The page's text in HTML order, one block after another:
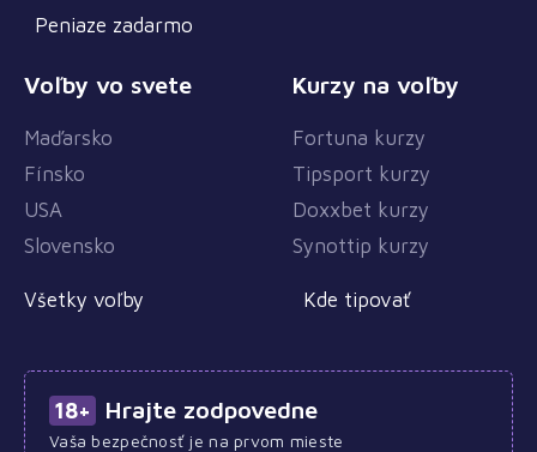
Peniaze zadarmo
Voľby vo svete
Maďarsko
Fínsko
USA
Slovensko
Všetky voľby
Kurzy na voľby
Fortuna kurzy
Tipsport kurzy
Doxxbet kurzy
Synottip kurzy
Kde tipovať
18+ Hrajte zodpovedne
Vaša bezpečnosť je na prvom mieste